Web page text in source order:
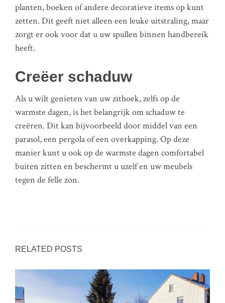
planten, boeken of andere decoratieve items op kunt
zetten. Dit geeft niet alleen een leuke uitstraling, maar
zorgt er ook voor dat u uw spullen binnen handbereik
heeft.
Creëer schaduw
Als u wilt genieten van uw zithoek, zelfs op de
warmste dagen, is het belangrijk om schaduw te
creëren. Dit kan bijvoorbeeld door middel van een
parasol, een pergola of een overkapping. Op deze
manier kunt u ook op de warmste dagen comfortabel
buiten zitten en beschermt u uzelf en uw meubels
tegen de felle zon.
RELATED POSTS